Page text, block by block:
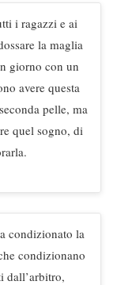
i ragazzi e ai
la maglia
giorno con un
avere questa
pelle, ma
quel sogno, di
condizionato la
condizionano
dall’arbitro,